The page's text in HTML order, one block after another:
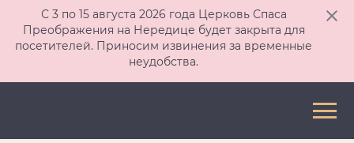
С 3 по 15 августа 2026 года Церковь Спаса
Преображения на Нередице будет закрыта для
посетителей. Приносим извинения за временные
неудобства.